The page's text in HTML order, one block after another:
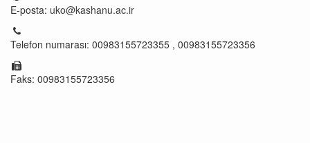
E-posta: uko@kashanu.ac.ir
Telefon numarası: 00983155723355 , 00983155723356
Faks: 00983155723356